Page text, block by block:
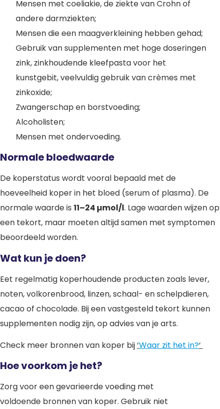
Mensen met coeliakie, de ziekte van Crohn of
andere darmziekten;
Mensen die een maagverkleining hebben gehad;
Gebruik van supplementen met hoge doseringen
zink, zinkhoudende kleefpasta voor het
kunstgebit, veelvuldig gebruik van crèmes met
zinkoxide;
Zwangerschap en borstvoeding;
Alcoholisten;
Mensen met ondervoeding.
Normale bloedwaarde
De koperstatus wordt vooral bepaald met de
hoeveelheid koper in het bloed (serum of plasma). De
normale waarde is 11–24 µmol/l. Lage waarden wijzen op
een tekort, maar moeten altijd samen met symptomen
beoordeeld worden.
Wat kun je doen?
Eet regelmatig koperhoudende producten zoals lever,
noten, volkorenbrood, linzen, schaal- en schelpdieren,
cacao of chocolade. Bij een vastgesteld tekort kunnen
supplementen nodig zijn, op advies van je arts.
Check meer bronnen van koper bij‘Waar zit het in?‘
Hoe voorkom je het?
Zorg voor een gevarieerde voeding met
voldoende bronnen van koper. Gebruik niet